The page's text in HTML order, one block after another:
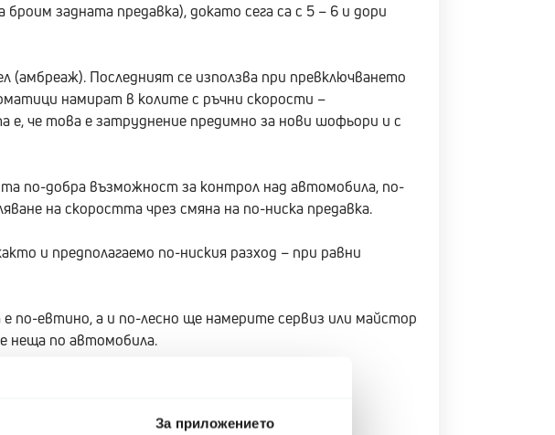
За приложението
задната предавка), докато сега са с 5 – 6 и дори
(амбреаж). Последният се използва при превключването
намират в колите с ръчни скорости –
че това е затруднение предимно за нови шофьори и с
по-добра възможност за контрол над автомобила, по-
на скоростта чрез смяна на по-ниска предавка.
и предполагаемо по-ниския разход – при равни
евтино, а и по-лесно ще намерите сервиз или майстор
неща по автомобила.